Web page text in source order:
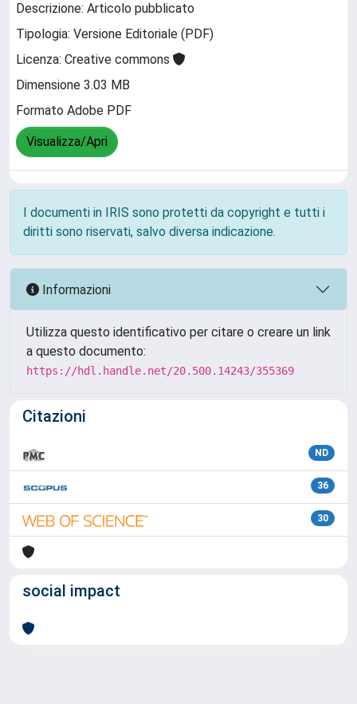
Descrizione: Articolo pubblicato
Tipologia: Versione Editoriale (PDF)
Licenza: Creative commons
Dimensione 3.03 MB
Formato Adobe PDF
Visualizza/Apri
I documenti in IRIS sono protetti da copyright e tutti i
diritti sono riservati, salvo diversa indicazione.
Informazioni
Utilizza questo identificativo per citare o creare un link
a questo documento:
https://hdl.handle.net/20.500.14243/355369
Citazioni
ND
36
30
social impact